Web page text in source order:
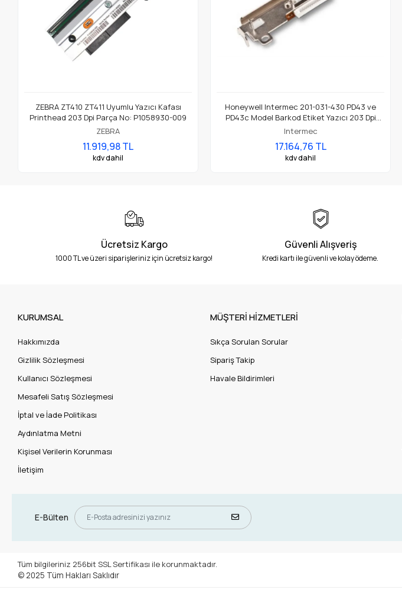
ZEBRA ZT410 ZT411 Uyumlu Yazıcı Kafası
Printhead 203 Dpi Parça No: P1058930-009
ZEBRA
11.919,98 TL
kdv dahil
Honeywell Intermec 201-031-430 PD43 ve
PD43c Model Barkod Etiket Yazıcı 203 Dpi
Termal Baskı Kafası
Intermec
17.164,76 TL
kdv dahil
Ücretsiz Kargo
1000 TL ve üzeri siparişleriniz için ücretsiz kargo!
Güvenli Alışveriş
Kredi kartı ile güvenli ve kolay ödeme.
KURUMSAL
Hakkımızda
Gizlilik Sözleşmesi
Kullanıcı Sözleşmesi
Mesafeli Satış Sözleşmesi
İptal ve İade Politikası
Aydınlatma Metni
Kişisel Verilerin Korunması
İletişim
MÜŞTERİ HİZMETLERİ
Sıkça Sorulan Sorular
Sipariş Takip
Havale Bildirimleri
E-Bülten
Tüm bilgileriniz 256bit SSL Sertifikası ile korunmaktadır.
© 2025 Tüm Hakları Saklıdır